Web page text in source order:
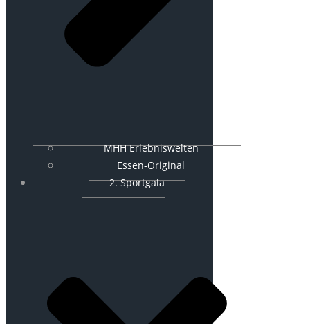
MHH Erlebniswelten
Essen-Original
2. Sportgala